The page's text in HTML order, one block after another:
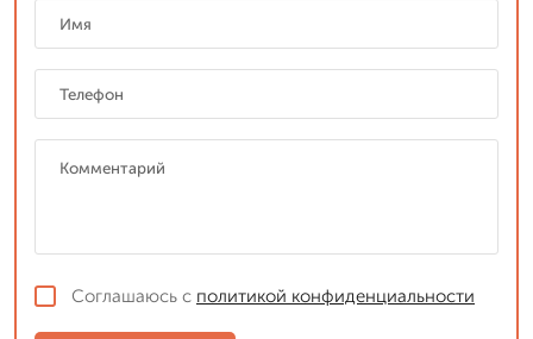
Соглашаюсь с политикой конфиденциальности